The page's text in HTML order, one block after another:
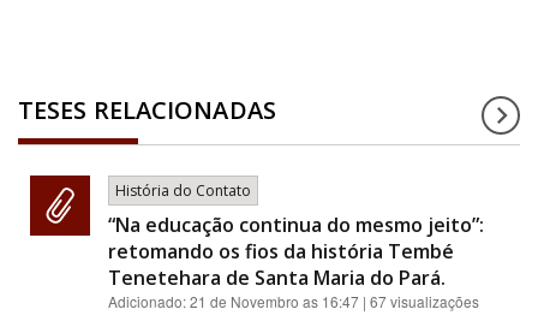
TESES RELACIONADAS
História do Contato
“Na educação continua do mesmo jeito”:
retomando os fios da história Tembé
Tenetehara de Santa Maria do Pará.
Adicionado:21 de Novembro as 16:47 | 67 visualizações